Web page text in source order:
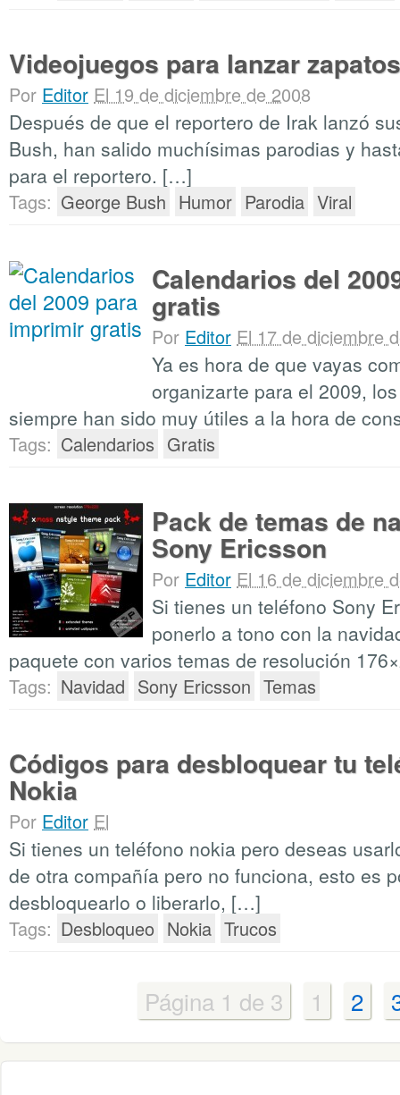
Videojuegos para lanzar
Por Editor El 19 de diciembre de 2008
Después de que el reportero de Irak lanzó
Bush, han salido muchísimas parodias y
para el reportero. […]
Tags: George Bush Humor Parodia Viral
Calendarios del
gratis
Por Editor El 17 de diciembre
Ya es hora de que vayas
organizarte para el 2009,
siempre han sido muy útiles a la hora de
Tags: Calendarios Gratis
Pack de temas de
Sony Ericsson
Por Editor El 16 de diciembre
Si tienes un teléfono Sony
ponerlo a tono con la
paquete con varios temas de resolución
Tags: Navidad Sony Ericsson Temas
Códigos para desbloquear tu
Nokia
Por Editor El
Si tienes un teléfono nokia pero deseas
de otra compañía pero no funciona, esto es
desbloquearlo o liberarlo, […]
Tags: Desbloqueo Nokia Trucos
Página 1 de 3 1 2